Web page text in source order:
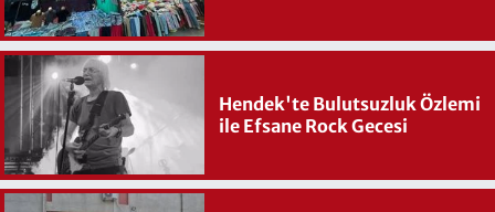
Hendek'te Bulutsuzluk Özlemi
ile Efsane Rock Gecesi